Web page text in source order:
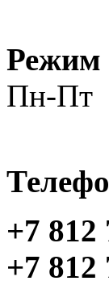
Режим
Пн-Пт
+7 812
+7 812